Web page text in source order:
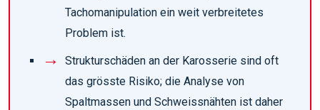
Tachomanipulation ein weit verbreitetes
Problem ist.
Strukturschäden an der Karosserie sind oft
das grösste Risiko; die Analyse von
Spaltmassen und Schweissnähten ist daher